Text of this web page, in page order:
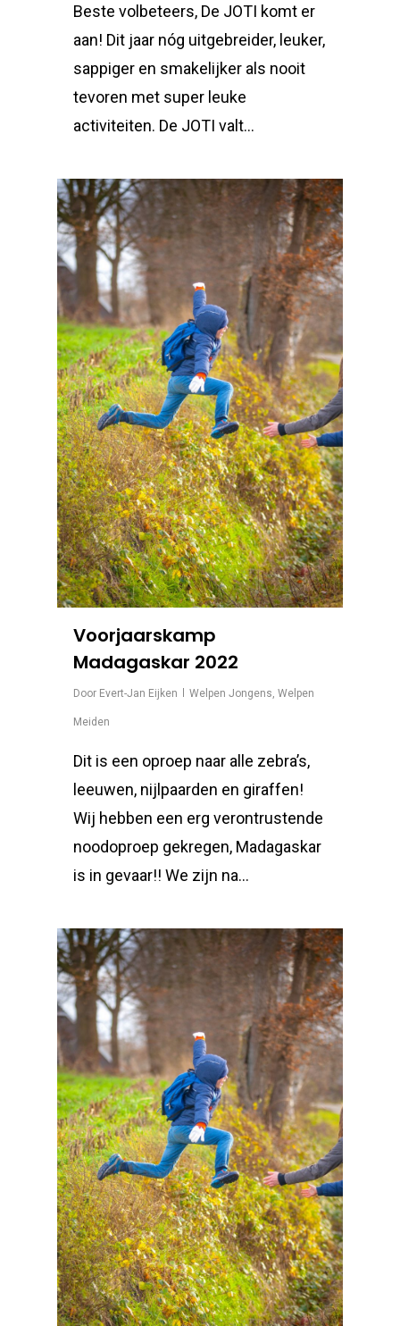
Beste volbeteers, De JOTI komt er
aan! Dit jaar nóg uitgebreider, leuker,
sappiger en smakelijker als nooit
tevoren met super leuke
activiteiten. De JOTI valt...
Voorjaarskamp
Madagaskar 2022
Door Evert-Jan Eijken Welpen Jongens Welpen
Meiden
Dit is een oproep naar alle zebra’s,
leeuwen, nijlpaarden en giraffen!
Wij hebben een erg verontrustende
noodoproep gekregen, Madagaskar
is in gevaar!! We zijn na…